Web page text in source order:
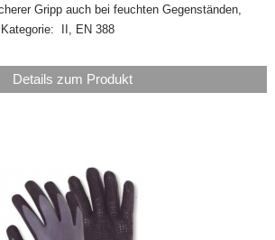
Gripp auch bei feuchten Gegenständen,
II, EN 388
Details zum Produkt